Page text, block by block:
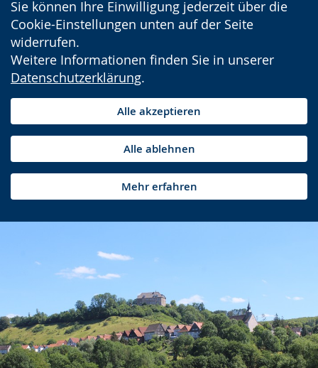
Sie können Ihre Einwilligung jederzeit über die
Cookie-Einstellungen unten auf der Seite
widerrufen.
Weitere Informationen finden Sie in unserer
Datenschutzerklärung.
Alle akzeptieren
Alle ablehnen
Mehr erfahren